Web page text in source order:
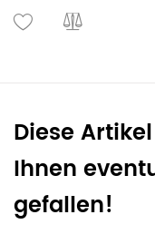
Diese
Ihnen
gefallen!